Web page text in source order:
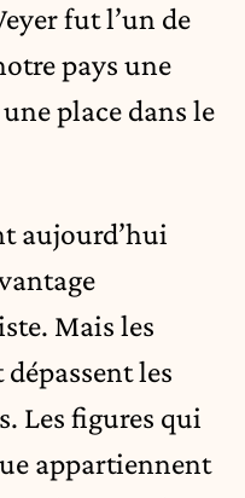
fut l’un de
pays une
place dans le
aujourd’hui
Mais les
les
Les figures qui
appartiennent